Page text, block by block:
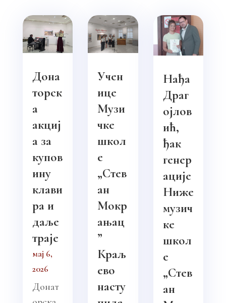
Дона
торск
а
акциј
а за
купов
ину
клави
ра и
даље
траје
мај 6,
2026
Донат
Учен
ице
Музи
чке
школ
е
„Стев
ан
Мокр
ањац
”
Краљ
ево
насту
Нађа
Драг
ојлов
ић,
ђак
генер
ације
Ниже
музич
ке
школ
е
„Стев
ан